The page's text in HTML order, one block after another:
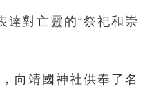
達對亡靈的“祭祀和崇
向靖國神社供奉了名